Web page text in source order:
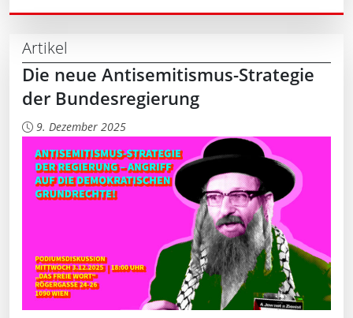
Artikel
Die neue Antisemitismus-Strategie
der Bundesregierung
9. Dezember 2025